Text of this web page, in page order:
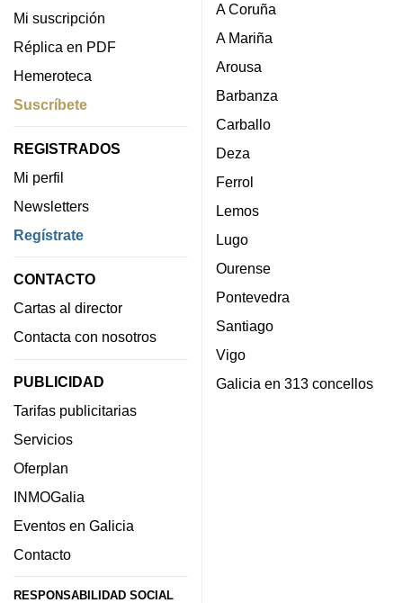
Mi suscripción
Réplica en PDF
Hemeroteca
Suscríbete
REGISTRADOS
Mi perfil
Newsletters
Regístrate
CONTACTO
Cartas al director
Contacta con nosotros
PUBLICIDAD
Tarifas publicitarias
Servicios
Oferplan
INMOGalia
Eventos en Galicia
Contacto
RESPONSABILIDAD SOCIAL
A Coruña
A Mariña
Arousa
Barbanza
Carballo
Deza
Ferrol
Lemos
Lugo
Ourense
Pontevedra
Santiago
Vigo
Galicia en 313 concellos